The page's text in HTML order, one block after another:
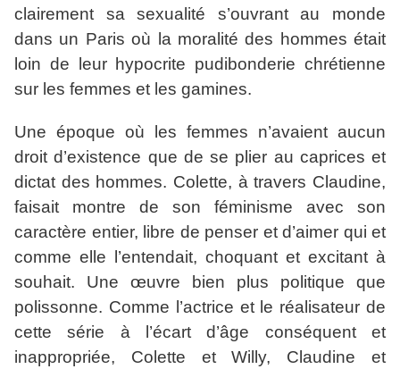
clairement sa sexualité s’ouvrant au monde
dans un Paris où la moralité des hommes était
loin de leur hypocrite pudibonderie chrétienne
sur les femmes et les gamines.
Une époque où les femmes n’avaient aucun
droit d’existence que de se plier au caprices et
dictat des hommes. Colette, à travers Claudine,
faisait montre de son féminisme avec son
caractère entier, libre de penser et d’aimer qui et
comme elle l’entendait, choquant et excitant à
souhait. Une œuvre bien plus politique que
polissonne. Comme l’actrice et le réalisateur de
cette série à l’écart d’âge conséquent et
inappropriée, Colette et Willy, Claudine et